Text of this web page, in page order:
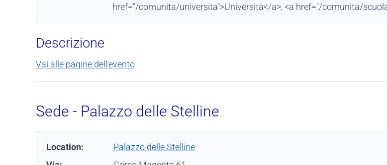
href="/comunita/universita">Università</a>, <a href="/comunita/
Descrizione
Vai alle pagine dell'evento
Sede - Palazzo delle Stelline
Location:
Palazzo delle Stelline